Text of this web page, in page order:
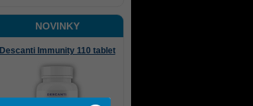
NOVINKY
Descanti Immunity 110 tablet